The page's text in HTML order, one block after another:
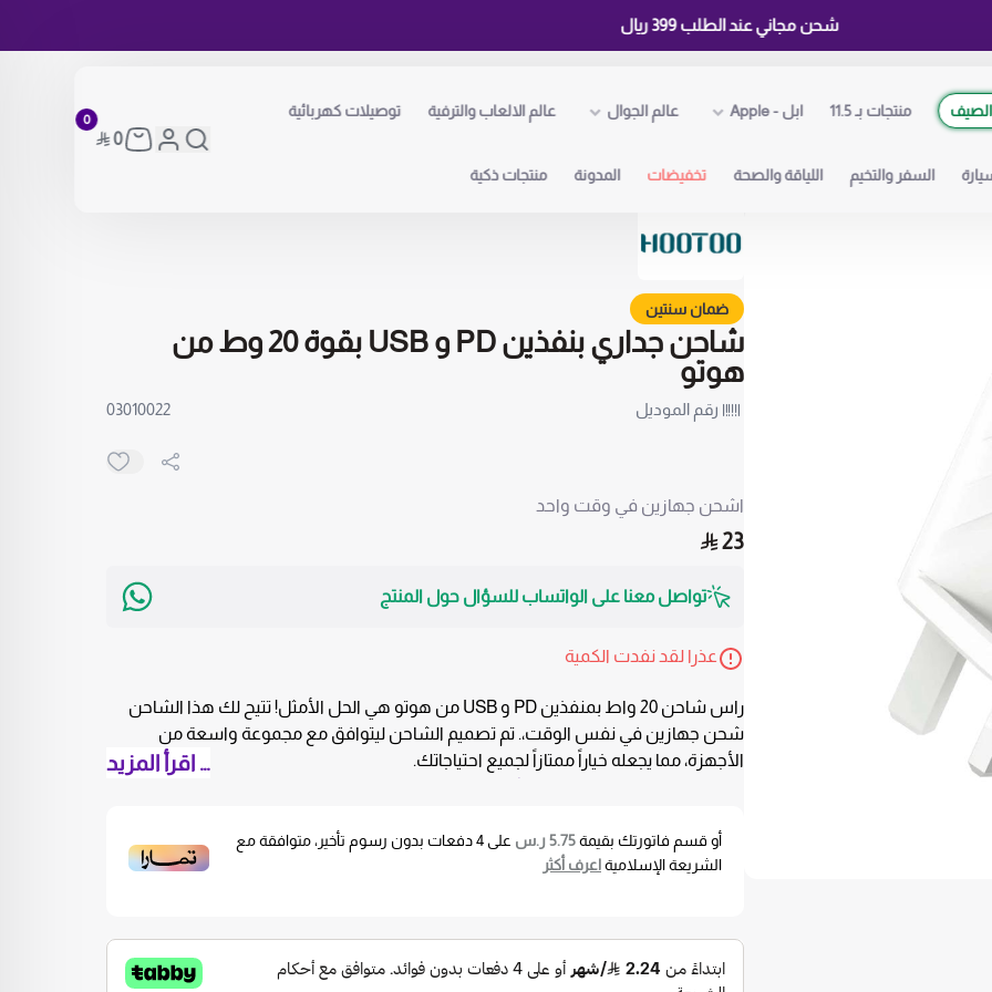
شحن مجاني عند الطلب 399 ريال
منتجات بـ 11.5 ابل - Apple عالم الجوال عالم الالعاب والترفية توصيلات كهربائية
السفر والتخيم اللياقة والصحة تخفيضات المدونة منتجات ذكية
0
0
ضمان سنتين
شاحن جداري بنفذين PD و USB بقوة 20 وط من
هوتو
رقم الموديل 03010022
اشحن جهازين في وقت واحد
23
تواصل معنا على الواتساب للسؤال حول المنتج
عذرا لقد نفدت الكمية
راس شاحن 20 واط بمنفذين PD و USB من هوتو هي الحل الأمثل! تتيح لك هذا الشاحن
شحن جهازين في نفس الوقت،. تم تصميم الشاحن ليتوافق مع مجموعة واسعة من
الأجهزة، مما يجعله خياراً ممتازاً لجميع احتياجاتك.
شحن سريع بفضل تقنية PD
بسرعة أعلى، مما يوفر وقتاً أكبر للاستمتاع باستخدام أجهزتك.
التقنية، ومنفذ USB لشحن الأجهزة الأخرى. يمكنك شحن جهازين في وقت واحد بكل
سهولة.
… اقرأ المزيد
أو قسم فاتورتك بقيمة5.75 ر.س على 4دفعات بدون رسوم تأخير، متوافقة مع
الشريعة الإسلاميةاعرف أكثر